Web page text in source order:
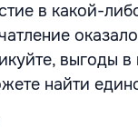
в какой-
выгоды
найти